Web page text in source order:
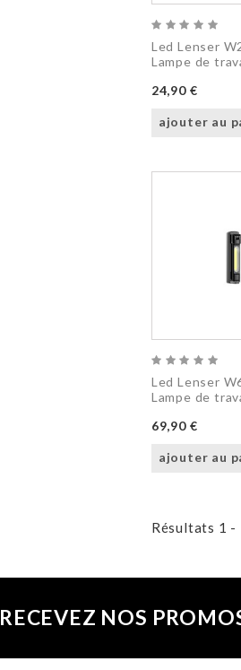
Led Lenser
Lampe de
24,90 €
ajouter au
Led Lenser
Lampe de
69,90 €
ajouter au
Résultats 1 -
RECEVEZ NOS